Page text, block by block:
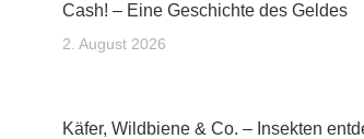
Cash! – Eine Geschichte des Geldes
2. August 2026
Käfer, Wildbiene & Co. – Insekten